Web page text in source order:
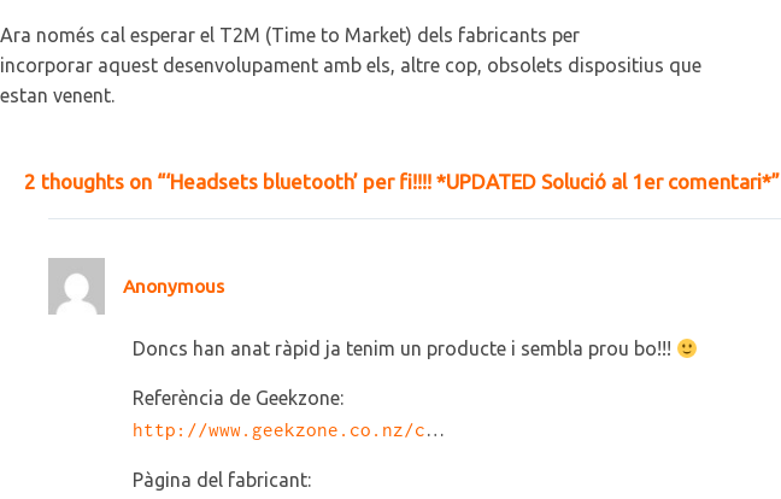
Ara només cal esperar el T2M (Time to Market) dels fabricants per
incorporar aquest desenvolupament amb els, altre cop, obsolets dispositius que
estan venent.
2 thoughts on “‘Headsets bluetooth’ per fi!!!! *UPDATED Solució al 1er comentari*”
Anonymous
Doncs han anat ràpid ja tenim un producte i sembla prou bo!!!
Referència de Geekzone:
http://www.geekzone.co.nz/c…
Pàgina del fabricant: